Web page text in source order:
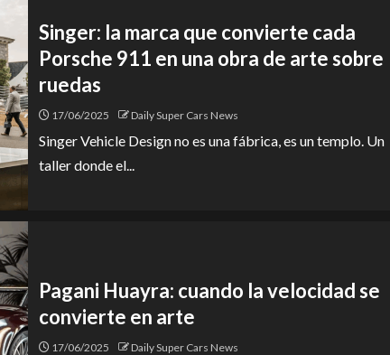
Singer: la marca que convierte cada
Porsche 911 en una obra de arte sobre
ruedas
17/06/2025 Daily Super Cars News
Singer Vehicle Design no es una fábrica, es un templo. Un
taller donde el...
Pagani Huayra: cuando la velocidad se
convierte en arte
17/06/2025 Daily Super Cars News